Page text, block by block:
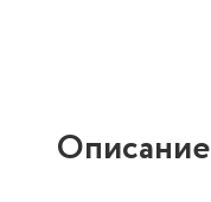
Описание